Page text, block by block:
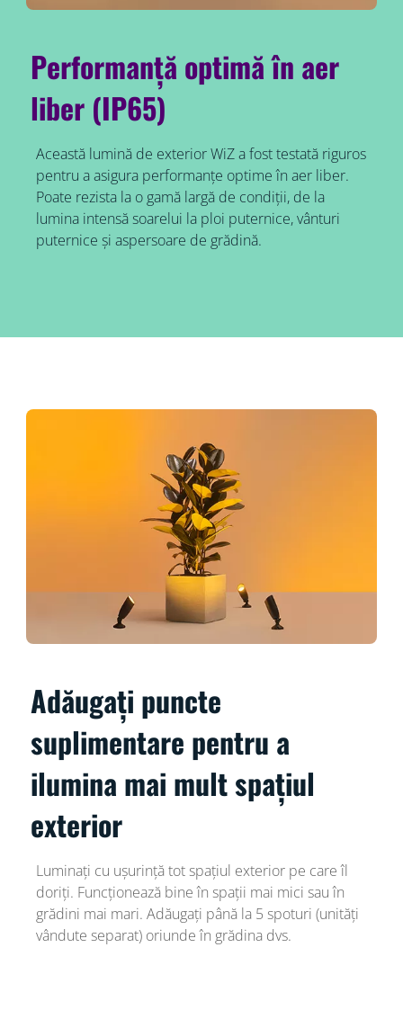
Performanță optimă în aer
liber (IP65)
Această lumină de exterior WiZ a fost testată riguros
pentru a asigura performanțe optime în aer liber.
Poate rezista la o gamă largă de condiții, de la
lumina intensă soarelui la ploi puternice, vânturi
puternice și aspersoare de grădină.
Adăugați puncte
suplimentare pentru a
ilumina mai mult spațiul
exterior
Luminați cu ușurință tot spațiul exterior pe care îl
doriți. Funcționează bine în spații mai mici sau în
grădini mai mari. Adăugați până la 5 spoturi (unități
vândute separat) oriunde în grădina dvs.